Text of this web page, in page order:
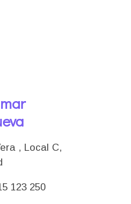
, Local C,
123 250